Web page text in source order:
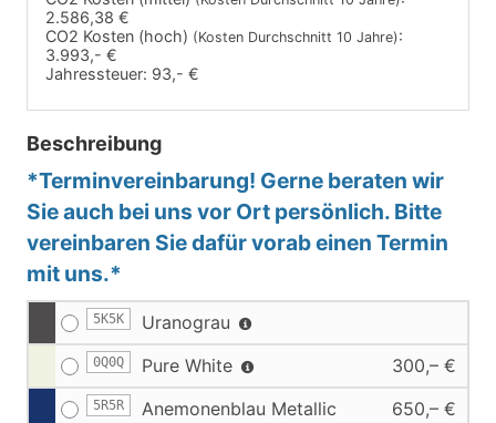
2.586,38 €
CO2 Kosten (hoch) (Kosten Durchschnitt 10 Jahre):
3.993,- €
Jahressteuer: 93,- €
Beschreibung
*Terminvereinbarung! Gerne beraten wir
Sie auch bei uns vor Ort persönlich. Bitte
vereinbaren Sie dafür vorab einen Termin
mit uns.*
5K5K Uranograu
0Q0Q Pure White 300,– €
5R5R Anemonenblau Metallic 650,– €